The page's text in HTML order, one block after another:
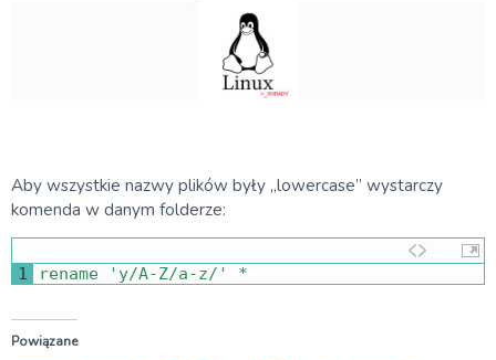
Aby wszystkie nazwy plików były „lowercase” wystarczy
komenda w danym folderze:
1 rename 'y/A-Z/a-z/' *
Powiązane